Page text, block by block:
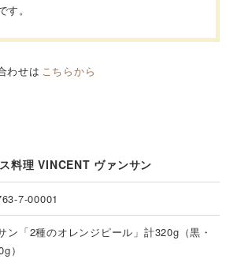
。
わせは こちらから
料理 VINCENT ヴァンサン
7-00001
ン「2種のオレンジピール」計320g（黒・
）